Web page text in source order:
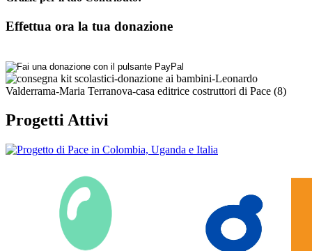
Effettua ora la tua donazione
Progetti Attivi